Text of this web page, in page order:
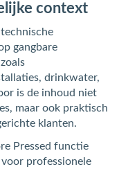
context
gangbare
drinkwater,
is de inhoud niet
maar ook praktisch
klanten.
Pressed functie
professionele